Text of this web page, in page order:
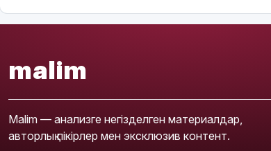
malim
Malim — анализге негізделген материалдар,
авторлық пікірлер мен эксклюзив контент.